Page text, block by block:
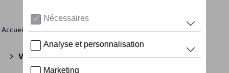
Accueil >Pour vous >SEAT >Eco Collection > Accessoires
Volkswagen Collection(30)